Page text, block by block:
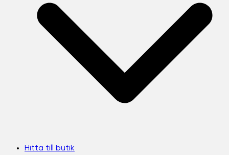
Hitta till butik